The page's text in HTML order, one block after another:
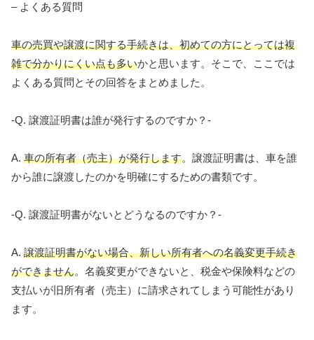
– よくある質問
車の売買や譲渡に関する手続きは、初めての方にとっては複
雑で分かりにくい点も多いかと思います。そこで、ここでは
よくある質問とその回答をまとめました。
-Q. 譲渡証明書は誰が発行するのですか？-
A. 車の所有者（売主）が発行します。譲渡証明書は、車を誰
から誰に譲渡したのかを明確にするための書類です。
-Q. 譲渡証明書がないとどうなるのですか？-
A. 譲渡証明書がない場合、新しい所有者への名義変更手続き
ができません。名義変更ができないと、税金や保険料などの
支払いが旧所有者（売主）に請求されてしまう可能性があり
ます。